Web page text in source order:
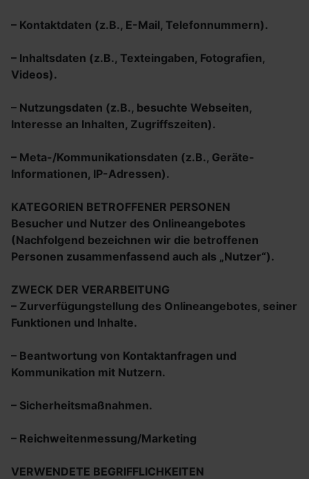
– Kontaktdaten (z.B., E-Mail, Telefonnummern).
– Inhaltsdaten (z.B., Texteingaben, Fotografien,
Videos).
– Nutzungsdaten (z.B., besuchte Webseiten,
Interesse an Inhalten, Zugriffszeiten).
– Meta-/Kommunikationsdaten (z.B., Geräte-
Informationen, IP-Adressen).
KATEGORIEN BETROFFENER PERSONEN
Besucher und Nutzer des Onlineangebotes
(Nachfolgend bezeichnen wir die betroffenen
Personen zusammenfassend auch als „Nutzer“).
ZWECK DER VERARBEITUNG
– Zurverfügungstellung des Onlineangebotes, seiner
Funktionen und Inhalte.
– Beantwortung von Kontaktanfragen und
Kommunikation mit Nutzern.
– Sicherheitsmaßnahmen.
– Reichweitenmessung/Marketing
VERWENDETE BEGRIFFLICHKEITEN